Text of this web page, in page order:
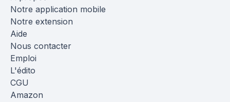
Notre application mobile
Notre extension
Aide
Nous contacter
Emploi
L'édito
CGU
Amazon